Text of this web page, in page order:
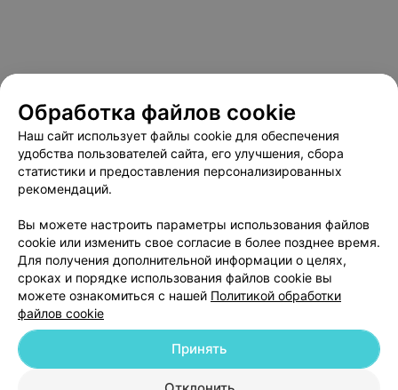
О проекте
Медицинский маркетинг
Публичный договор
Пользовательское соглашение
Способы оплаты
Вакансии
Партнеры
Написать руководителю 103.by
Персональные настройки cookie
Обработка персональных данных
Обработка файлов cookie
Наш сайт использует файлы cookie для обеспечения
удобства пользователей сайта, его улучшения, сбора
статистики и предоставления персонализированных
рекомендаций.
Вы можете настроить параметры использования файлов
cookie или изменить свое согласие в более позднее время.
Для получения дополнительной информации о целях,
сроках и порядке использования файлов cookie вы
можете ознакомиться с нашей Политикой обработки
файлов cookie
Принять